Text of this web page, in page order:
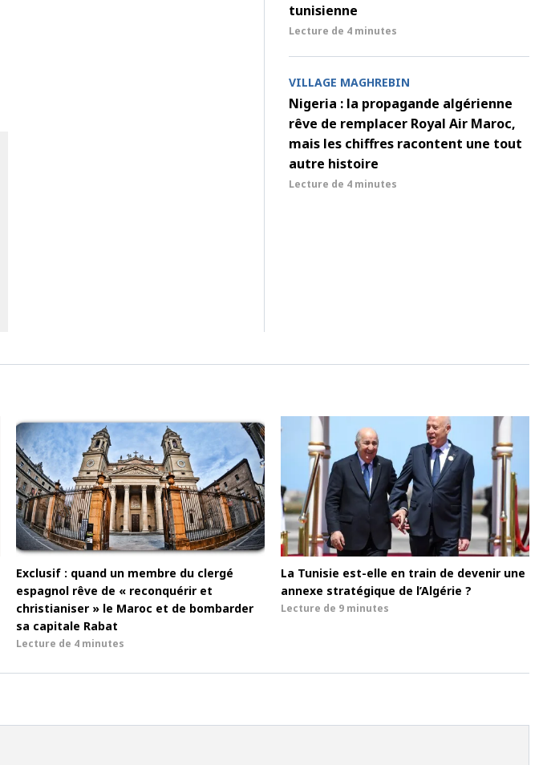
tunisienne
Lecture de 4 minutes
VILLAGE MAGHREBIN
Nigeria : la propagande algérienne
rêve de remplacer Royal Air Maroc,
mais les chiffres racontent une tout
autre histoire
Lecture de 4 minutes
Exclusif : quand un membre du clergé
espagnol rêve de « reconquérir et
christianiser » le Maroc et de bombarder
sa capitale Rabat
Lecture de 4 minutes
La Tunisie est-elle en train de devenir une
annexe stratégique de l’Algérie ?
Lecture de 9 minutes